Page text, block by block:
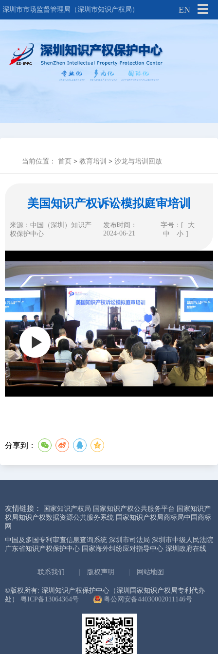
深圳市市场监督管理局（深圳市知识产权局） EN
当前位置： 首页 > 教育培训 > 沙龙与培训回放
美国知识产权诉讼模拟庭审培训
来源：中国（深圳）知识产
权保护中心
发布时间：
2024-06-21
字号：[
大
中
小 ]
分享到：
友情链接： 国家知识产权局 国家知识产权公共服务平台 国家知识产
权局知识产权数据资源公共服务系统 国家知识产权局商标局中国商标
网
中国及多国专利审查信息查询系统 深圳市司法局 深圳市中级人民法院
广东省知识产权保护中心 国家海外纠纷应对指导中心 深圳政府在线
联系我们 版权声明 网站地图
©版权所有: 深圳知识产权保护中心（深圳国家知识产权局专利代办
处） 粤ICP备13064364号 粤公网安备44030002011146号